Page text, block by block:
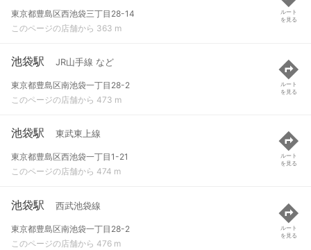
東京都豊島区西池袋三丁目28-14
このページの店舗から 363 m
ルート
を見る
池袋駅 JR山手線 など
東京都豊島区南池袋一丁目28-2
このページの店舗から 473 m
ルート
を見る
池袋駅 東武東上線
東京都豊島区西池袋一丁目1-21
このページの店舗から 474 m
ルート
を見る
池袋駅 西武池袋線
東京都豊島区南池袋一丁目28-2
このページの店舗から 476 m
ルート
を見る